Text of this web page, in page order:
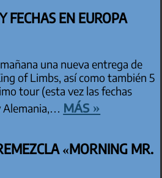
FECHAS EN EUROPA
una nueva entrega de
of Limbs, así como también 5
tour (esta vez las fechas
Alemania,… más »
«MORNING MR.